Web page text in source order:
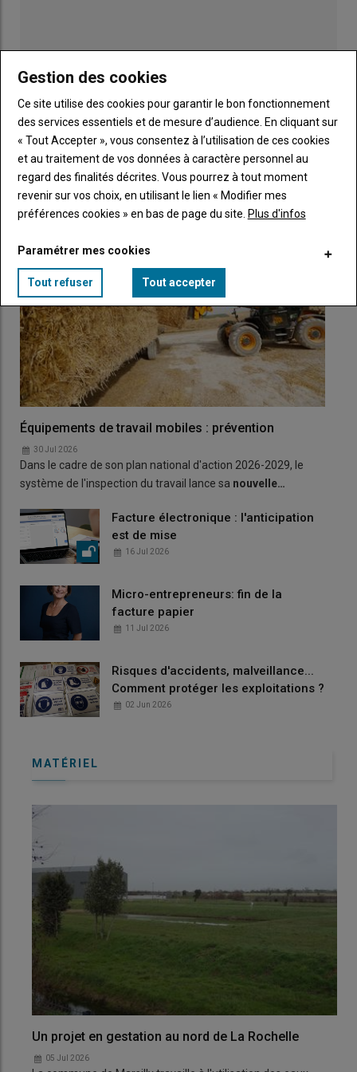
Publicité
RÈGLEMENTATION
Équipements de travail mobiles : prévention
30 Jul 2026
Dans le cadre de son plan national d'action 2026-2029, le
système de l'inspection du travail lance sa nouvelle…
Facture électronique : l'anticipation
est de mise
16 Jul 2026
Micro-entrepreneurs: fin de la
facture papier
11 Jul 2026
Risques d'accidents, malveillance...
Comment protéger les exploitations ?
02 Jun 2026
MATÉRIEL
Un projet en gestation au nord de La Rochelle
05 Jul 2026
Gestion des cookies
Ce site utilise des cookies pour garantir le bon fonctionnement
des services essentiels et de mesure d’audience. En cliquant sur
« Tout Accepter », vous consentez à l’utilisation de ces cookies
et au traitement de vos données à caractère personnel au
regard des finalités décrites. Vous pourrez à tout moment
revenir sur vos choix, en utilisant le lien « Modifier mes
préférences cookies » en bas de page du site. Plus d'infos
Paramétrer mes cookies
Tout refuser Tout accepter